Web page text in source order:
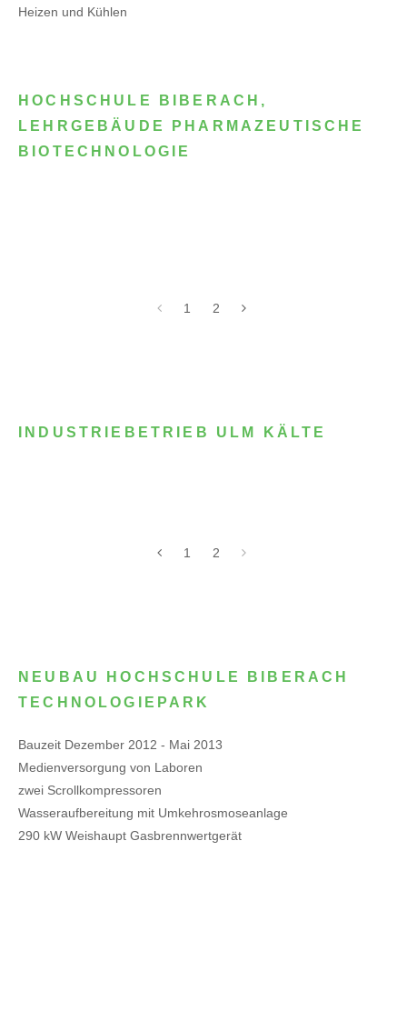
Heizen und Kühlen
HOCHSCHULE BIBERACH,
LEHRGEBÄUDE PHARMAZEUTISCHE
BIOTECHNOLOGIE
1 2
INDUSTRIEBETRIEB ULM KÄLTE
1 2
NEUBAU HOCHSCHULE BIBERACH
TECHNOLOGIEPARK
Bauzeit Dezember 2012 - Mai 2013
Medienversorgung von Laboren
zwei Scrollkompressoren
Wasseraufbereitung mit Umkehrosmoseanlage
290 kW Weishaupt Gasbrennwertgerät